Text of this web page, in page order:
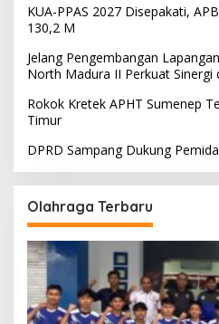
KUA-PPAS 2027 Disepakati,
130,2 M
Jelang Pengembangan
North Madura II Perkuat Sinergi
Rokok Kretek APHT Sumenep
Timur
DPRD Sampang Dukung
Olahraga Terbaru